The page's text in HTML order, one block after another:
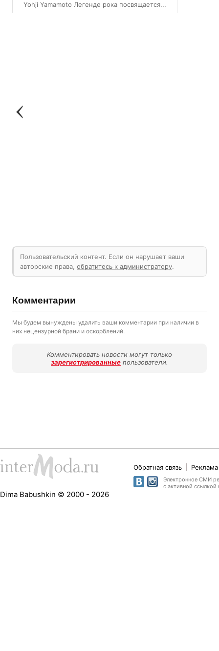
Yohji Yamamoto Легенде рока посвящается...
Пользовательский контент. Если он нарушает ваши
авторские права,обратитесь к администратору.
Комментарии
Мы будем вынуждены удалить ваши комментарии при наличии в
них нецензурной брани и оскорблений.
Комментировать новости могут только
зарегистрированные пользователи.
Dima Babushkin © 2000 - 2026
Обратная связь
Электронное СМИ
с активной ссылкой